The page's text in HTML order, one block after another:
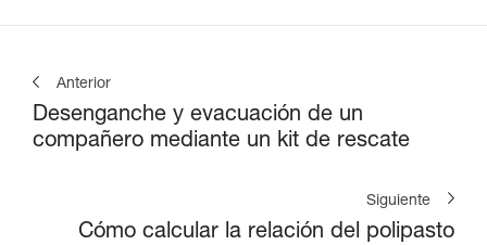
Anterior
Desenganche y evacuación de un
compañero mediante un kit de rescate
Siguiente
Cómo calcular la relación del polipasto